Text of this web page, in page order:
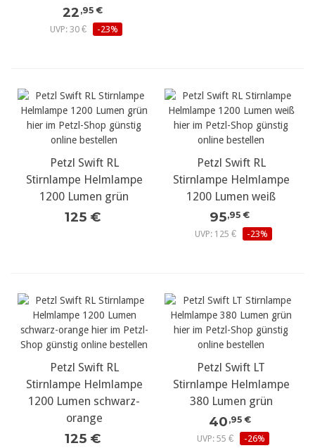
22 ,95 €
UVP: 30 €
-23%
Petzl Swift RL
Stirnlampe Helmlampe
1200 Lumen grün
125 €
Petzl Swift RL
Stirnlampe Helmlampe
1200 Lumen weiß
95,95 €
UVP: 125 €
-23%
Petzl Swift RL
Stirnlampe Helmlampe
1200 Lumen schwarz-
orange
125 €
Petzl Swift LT
Stirnlampe Helmlampe
380 Lumen grün
40 ,95 €
UVP: 55 €
-26%